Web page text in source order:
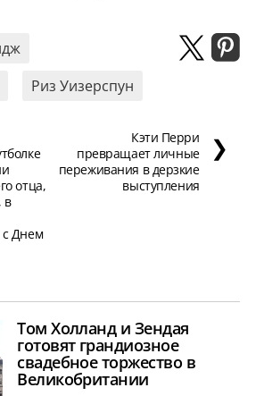
Риз Уизерспун
отца,
в
с Днем
Кэти Перри
превращает личные
переживания в дерзкие
выступления
❯
Том Холланд и Зендая
готовят грандиозное
свадебное торжество в
Великобритании